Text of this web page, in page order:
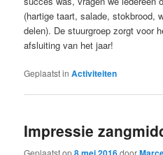
(hartige taart, salade, stokbrood,
delen). De stuurgroep zorgt voor
afsluiting van het jaar!
Geplaatst in Activiteiten
Impressie
Geplaatst op door